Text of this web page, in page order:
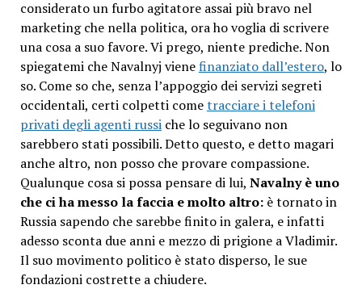
considerato un furbo agitatore assai più bravo nel
marketing che nella politica, ora ho voglia di scrivere
una cosa a suo favore. Vi prego, niente prediche. Non
spiegatemi che Navalnyj vienefinanziato dall’estero, lo
so. Come so che, senza l’appoggio dei servizi segreti
occidentali, certi colpetti cometracciare i telefoni
privati degli agenti russiche lo seguivano non
sarebbero stati possibili. Detto questo, e detto magari
anche altro, non posso che provare compassione.
Qualunque cosa si possa pensare di lui, Navalny è uno
che ci ha messo la faccia e molto altro:è tornato in
Russia sapendo che sarebbe finito in galera, e infatti
adesso sconta due anni e mezzo di prigione a Vladimir.
Il suo movimento politico è stato disperso, le sue
fondazioni costrette a chiudere.